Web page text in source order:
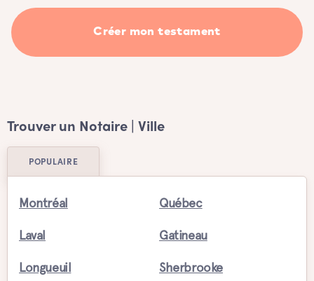
Créer mon testament
Trouver un Notaire | Ville
POPULAIRE
Montréal Québec
Laval Gatineau
Longueuil Sherbrooke